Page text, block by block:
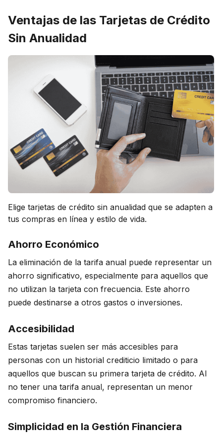
Ventajas de las Tarjetas de Crédito
Sin Anualidad
Elige tarjetas de crédito sin anualidad que se adapten a
tus compras en línea y estilo de vida.
Ahorro Económico
La eliminación de la tarifa anual puede representar un
ahorro significativo, especialmente para aquellos que
no utilizan la tarjeta con frecuencia. Este ahorro
puede destinarse a otros gastos o inversiones.
Accesibilidad
Estas tarjetas suelen ser más accesibles para
personas con un historial crediticio limitado o para
aquellos que buscan su primera tarjeta de crédito. Al
no tener una tarifa anual, representan un menor
compromiso financiero.
Simplicidad en la Gestión Financiera